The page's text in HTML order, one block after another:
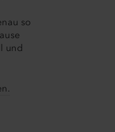
so
und